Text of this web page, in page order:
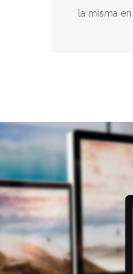
la misma